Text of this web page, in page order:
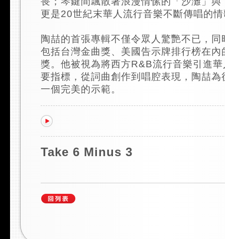
更是20世紀末華人流行音樂不斷傳唱的
陶喆的首張專輯不僅令眾人驚艷不已，
包括台灣金曲獎、美國告示牌排行榜在內
獎。他被視為將西方R&B流行音樂引進
要指標，從詞曲創作到唱腔表現，陶喆為
一個完美的示範。
Take 6 Minus 3